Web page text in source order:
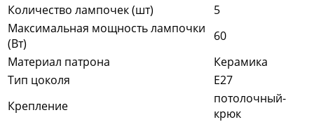
Количество лампочек (шт)
5
Максимальная мощность лампочки
(Вт)
60
Материал патрона
Керамика
Тип цоколя
E27
Крепление
потолочный-
крюк